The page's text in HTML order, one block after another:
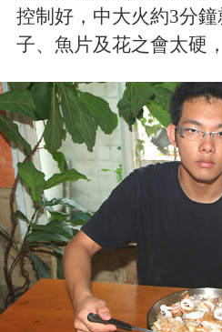
控制好，中大火約3分
子、魚片及花之會太硬